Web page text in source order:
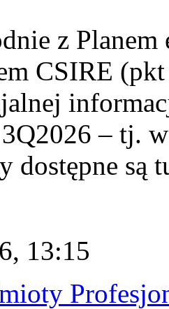
z
CSIRE
– tj.
dostępne są
13:15